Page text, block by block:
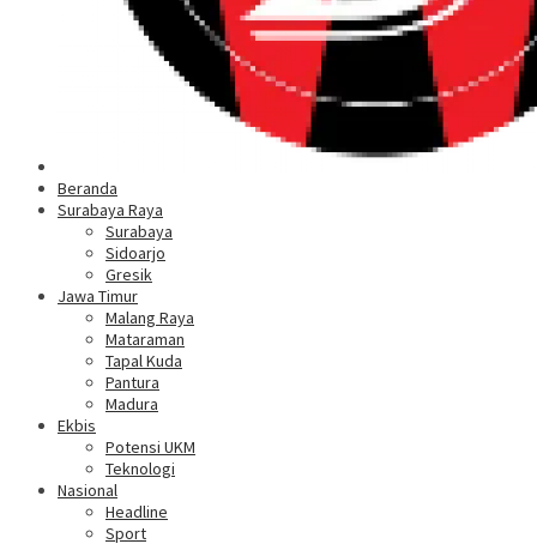
Beranda
Surabaya Raya
Surabaya
Sidoarjo
Gresik
Jawa Timur
Malang Raya
Mataraman
Tapal Kuda
Pantura
Madura
Ekbis
Potensi UKM
Teknologi
Nasional
Headline
Sport